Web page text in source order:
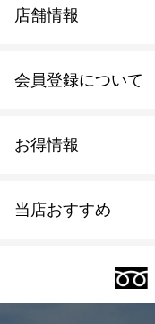
当店おすすめ
式部の香りシリーズ
お得情報
会員登録について
会員規約について
店舗情報